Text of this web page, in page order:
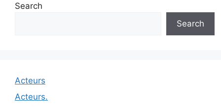
Search
Search
Acteurs
Acteurs.